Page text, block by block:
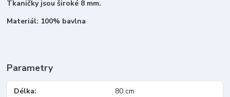
Tkaničky jsou široké 8 mm.
Materiál: 100% bavlna
Parametry
Délka 80 cm